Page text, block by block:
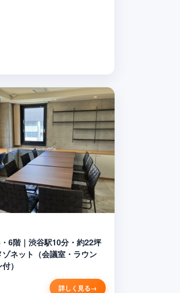
6階｜渋谷駅10分・約22坪
ネット（会議室・ラウン
）
詳しく見る